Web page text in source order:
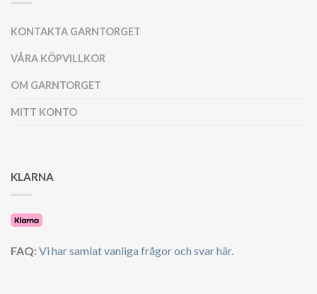
KONTAKTA GARNTORGET
VÅRA KÖPVILLKOR
OM GARNTORGET
MITT KONTO
KLARNA
FAQ:Vi har samlat vanliga frågor och svar här.